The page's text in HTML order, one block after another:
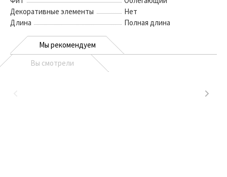
Декоративные элементы
Нет
Длина
Полная длина
Мы рекомендуем
Вы смотрели